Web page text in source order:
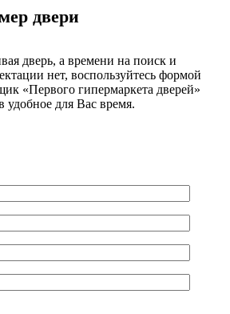
двери
дверь, а времени на поиск и
нет, воспользуйтесь формой
«Первого гипермаркета дверей»
для Вас время.